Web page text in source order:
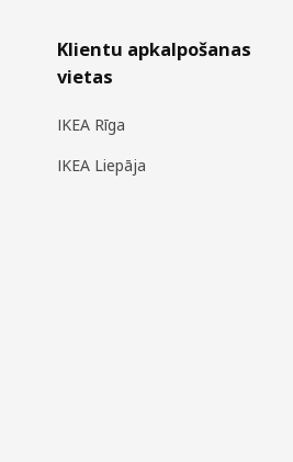
Klientu apkalpošanas
vietas
IKEA Rīga
IKEA Liepāja